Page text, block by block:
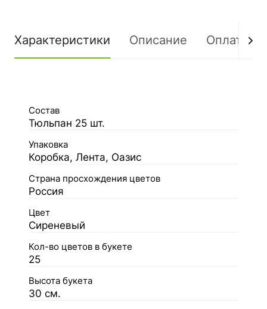
Характеристики Описание Оплата
Состав
Тюльпан 25 шт.
Упаковка
Коробка, Лента, Оазис
Страна просхождения цветов
Россия
Цвет
Сиреневый
Кол-во цветов в букете
25
Высота букета
30 см.